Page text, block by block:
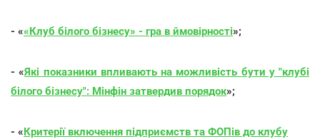
- ««Клуб білого бізнесу» - гра в ймовірності»;
- «Які показники впливають на можливість бути у "клубі
білого бізнесу": Мінфін затвердив порядок»;
- «Критерії включення підприємств та ФОПів до клубу